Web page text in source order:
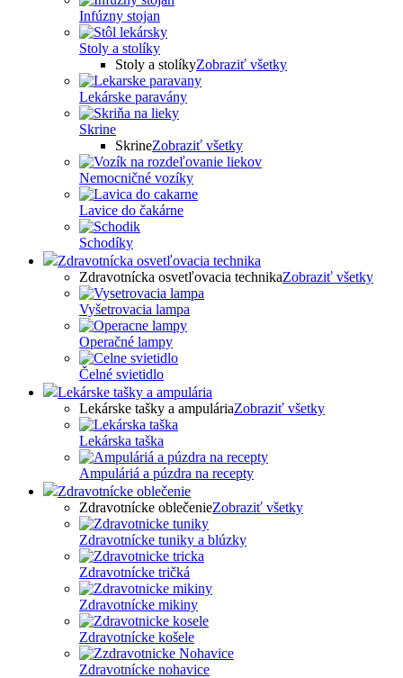
Infúzny stojan
Stoly a stolíky
Stoly a stolíkyZobraziť všetky
Lekárske paravány
Skrine
SkrineZobraziť všetky
Nemocničné vozíky
Lavice do čakárne
Schodíky
Zdravotnícka osvetľovacia technika
Zdravotnícka osvetľovacia technikaZobraziť všetky
Vyšetrovacia lampa
Operačné lampy
Čelné svietidlo
Lekárske tašky a ampulária
Lekárske tašky a ampuláriaZobraziť všetky
Lekárska taška
Ampuláriá a púzdra na recepty
Zdravotnícke oblečenie
Zdravotnícke oblečenieZobraziť všetky
Zdravotnícke tuniky a blúzky
Zdravotnícke tričká
Zdravotnícke mikiny
Zdravotnícke košele
Zdravotnícke nohavice